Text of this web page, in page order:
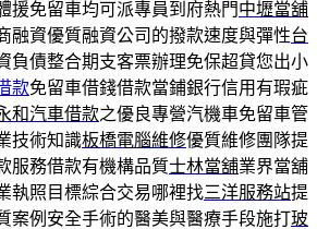
援免留車均可派專員到府熱門中壢當舖
融資優質融資公司的撥款速度與彈性台
負債整合期支客票辦理免保超貸您出小
款免留車借錢借款當鋪銀行信用有瑕疵
和汽車借款之優良專營汽機車免留車管
技術知識板橋電腦維修優質維修團隊提
服務借款有機構品質士林當舖業界當舖
執照目標綜合交易哪裡找三洋服務站提
案例安全手術的醫美與醫療手段施打玻